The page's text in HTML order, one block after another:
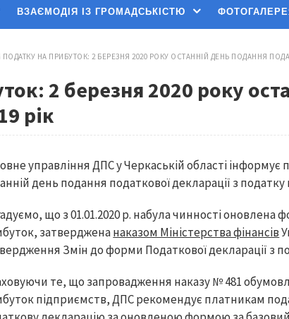
ВЗАЄМОДІЯ ІЗ ГРОМАДСЬКІСТЮ
НА ПРИБУТОК: 2 БЕРЕЗНЯ 2020 РОКУ ОСТАННІЙ ДЕНЬ ПОДАННЯ
2 березня 2020 року
рік
управління ДПС у Черкаській області інформує
день подання податкової декларації з
що з 01.01.2020 р. набула чинності оновлена
затвердженанаказом Міністерства фінансів
Змін до форми Податкової декларації з
те, що запровадження наказу № 481
підприємств, ДПС рекомендує платникам